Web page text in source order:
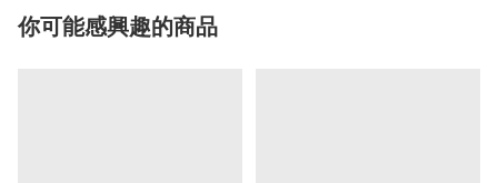
你可能感興趣的商品